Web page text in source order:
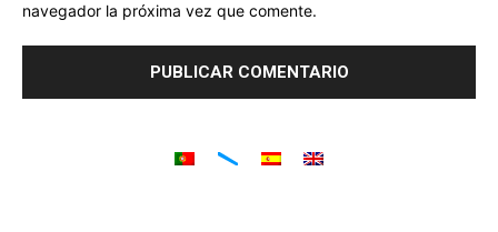
navegador la próxima vez que comente.